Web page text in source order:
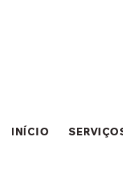
INÍCIO